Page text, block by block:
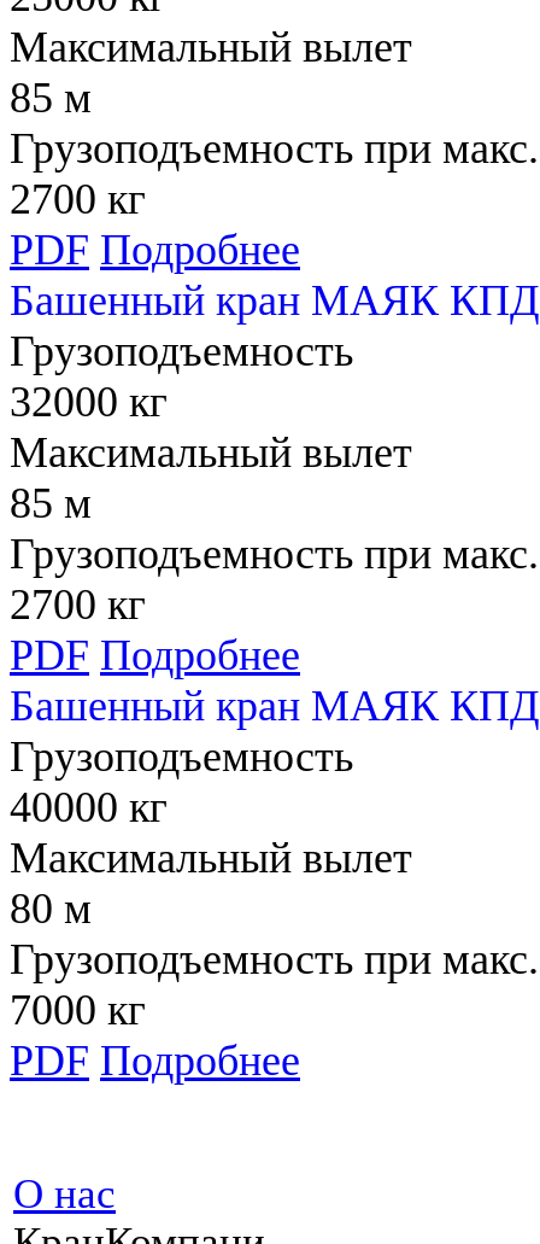
Максимальный вылет
85 м
Грузоподъемность при
2700 кг
PDF Подробнее
Башенный кран МАЯК КПД
Грузоподъемность
32000 кг
Максимальный вылет
85 м
Грузоподъемность при
2700 кг
PDF Подробнее
Башенный кран МАЯК КПД
Грузоподъемность
40000 кг
Максимальный вылет
80 м
Грузоподъемность при
7000 кг
PDF Подробнее
О нас